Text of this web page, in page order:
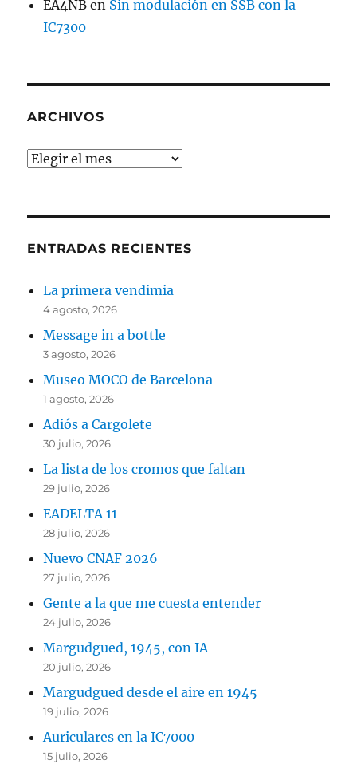
EA4NB en Sin modulación en SSB con la
IC7300
ARCHIVOS
Archivos
ENTRADAS RECIENTES
La primera vendimia
4 agosto, 2026
Message in a bottle
3 agosto, 2026
Museo MOCO de Barcelona
1 agosto, 2026
Adiós a Cargolete
30 julio, 2026
La lista de los cromos que faltan
29 julio, 2026
EADELTA 11
28 julio, 2026
Nuevo CNAF 2026
27 julio, 2026
Gente a la que me cuesta entender
24 julio, 2026
Margudgued, 1945, con IA
20 julio, 2026
Margudgued desde el aire en 1945
19 julio, 2026
Auriculares en la IC7000
15 julio, 2026